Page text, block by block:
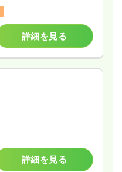
詳細を見る
詳細を見る